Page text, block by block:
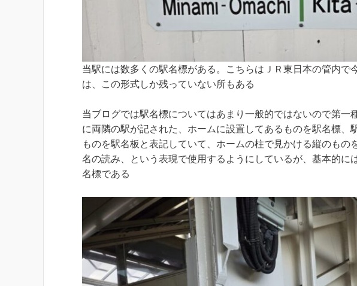
当駅には数多くの駅名標がある。こちらはＪＲ東日本の管内で
は、この形式しか残っていない所もある
当ブログでは駅名標についてはあまり一般的ではないので第一
に両隣の駅が記された、ホームに設置してあるものを駅名標、
ものを駅名板と表記していて、ホームの柱で見かける縦のもの
名の読み、という表現で使用するようにしているが、基本的に
名標である